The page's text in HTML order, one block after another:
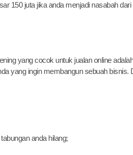
150 juta jika anda menjadi nasabah
yang cocok untuk jualan online
yang ingin membangun sebuah bisnis.
anda hilang;